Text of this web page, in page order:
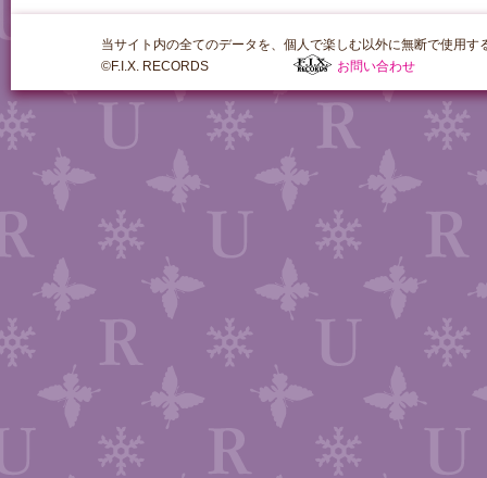
当サイト内の全てのデータを、個人で楽しむ以外に無断で使用す
©F.I.X. RECORDS
お問い合わせ